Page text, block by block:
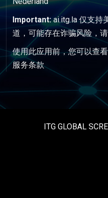
Important:ai.itg.la 仅支持
道，可能存在诈骗风险，
使用此应用前，您可以查
服务条款
ITG GLOBAL